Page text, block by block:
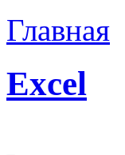
Главная
Excel